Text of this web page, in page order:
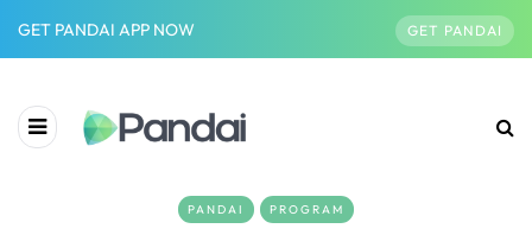
GET PANDAI APP NOW GET PANDAI
PANDAI PROGRAM